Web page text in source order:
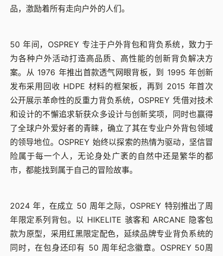
品，激励着所有走向户外的人们。
50 年间，OSPREY 专注于户外背包和背负系统，致力于
为各种户外活动打造高品质、高性能的创新背负解决方
案。从 1976 年推出首款透气网眼背板，到 1995 年创新
发布采用回收 HDPE 材料的框架板，再到 2015 年首次
公开展示革命性的反重力背负系统，OSPREY 凭借对技术
和设计的不懈追求斩获众多设计与创新奖项，同时也赢得
了全球户外爱好者的青睐，确立了其在专业户外背包领域
的领导地位。OSPREY 始终以探索的热情为驱动，坚信冒
险属于每一个人，无论身处广袤的自然中还是繁华的都
市，都能找到属于自己的冒险故事。
2024 年，在成立 50 周年之际，OSPREY 特别推出了周
年限定系列背包。以 HIKELITE 骇客和 ARCANE 隐客包
款为原型，采用红黑限定配色，延续品牌专业背负系统的
同时，在包身还印有 50 周年纪念徽章。OSPREY 50周